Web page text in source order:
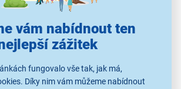
vám nabídnout ten
zážitek
fungovalo vše tak, jak má,
Díky nim vám můžeme nabídnout
času změnit bez předchozího upozornění.